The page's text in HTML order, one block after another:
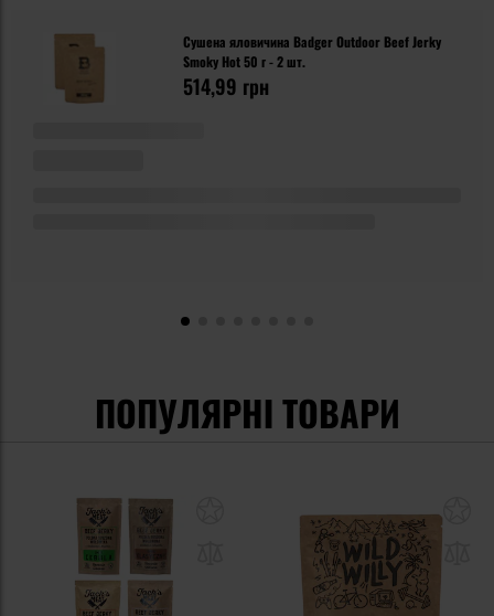
Сушена яловичина Badger Outdoor Beef Jerky
Smoky Hot 50 г - 2 шт.
514,99 грн
ПОПУЛЯРНІ ТОВАРИ